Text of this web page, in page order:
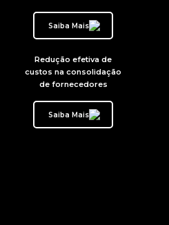
Saiba Mais
Redução efetiva de
custos na consolidação
de fornecedores
Saiba Mais